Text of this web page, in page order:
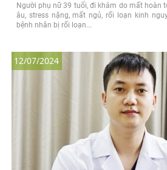
Người phụ nữ 39 tuổi, đi khám do mất hoàn
âu, stress nặng, mất ngủ, rối loạn kinh
bệnh nhân bị rối loạn...
12/07/2024